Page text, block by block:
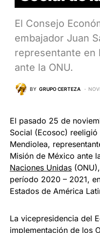
El Consejo
embajador Juan
representante en
ante la ONU.
BY GRUPO CERTEZA
El pasado 25 de
Social (Ecosoc)
Mendiolea,
Misión de México ante
Naciones Unidas
período 2020 – 2021,
Estados de América
La vicepresidencia del
implementación de los